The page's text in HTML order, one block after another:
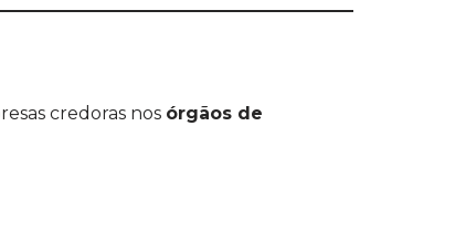
credoras nos órgãos de